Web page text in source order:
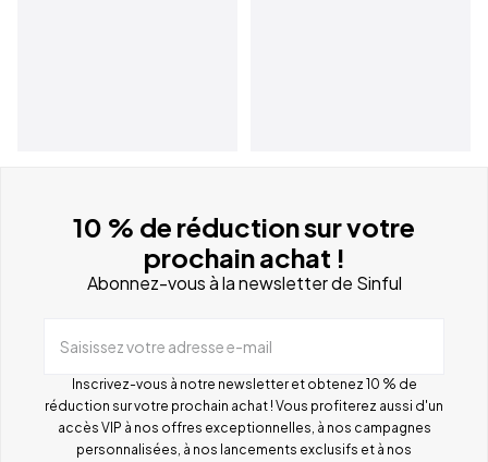
10 % de réduction sur votre
prochain achat !
Abonnez-vous à la newsletter de Sinful
Saisissez votre adresse e-mail
Inscrivez-vous à notre newsletter et obtenez 10 % de
réduction sur votre prochain achat ! Vous profiterez aussi d'un
accès VIP à nos offres exceptionnelles, à nos campagnes
personnalisées, à nos lancements exclusifs et à nos